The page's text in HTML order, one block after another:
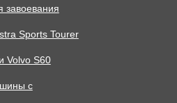
завоевания
Sports Tourer
Volvo S60
с